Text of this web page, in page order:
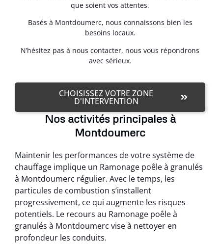
que soient vos attentes.
Basés à Montdoumerc, nous connaissons bien les
besoins locaux.
N’hésitez pas à nous contacter, nous vous répondrons
avec sérieux.
CHOISISSEZ VOTRE ZONE
D'INTERVENTION
Nos activités principales à
Montdoumerc
Maintenir les performances de votre système de
chauffage implique un Ramonage poêle à granulés
à Montdoumerc régulier. Avec le temps, les
particules de combustion s’installent
progressivement, ce qui augmente les risques
potentiels. Le recours au Ramonage poêle à
granulés à Montdoumerc vise à nettoyer en
profondeur les conduits.